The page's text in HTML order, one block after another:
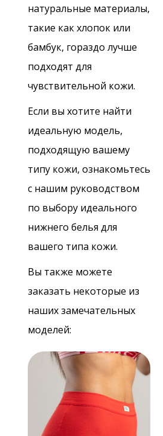
натуральные материалы,
такие как хлопок или
бамбук, гораздо лучше
подходят для
чувствительной кожи.
Если вы хотите найти
идеальную модель,
подходящую вашему
типу кожи, ознакомьтесь
с нашим руководством
по выбору идеального
нижнего белья для
вашего типа кожи.
Вы также можете
заказать некоторые из
наших замечательных
моделей: